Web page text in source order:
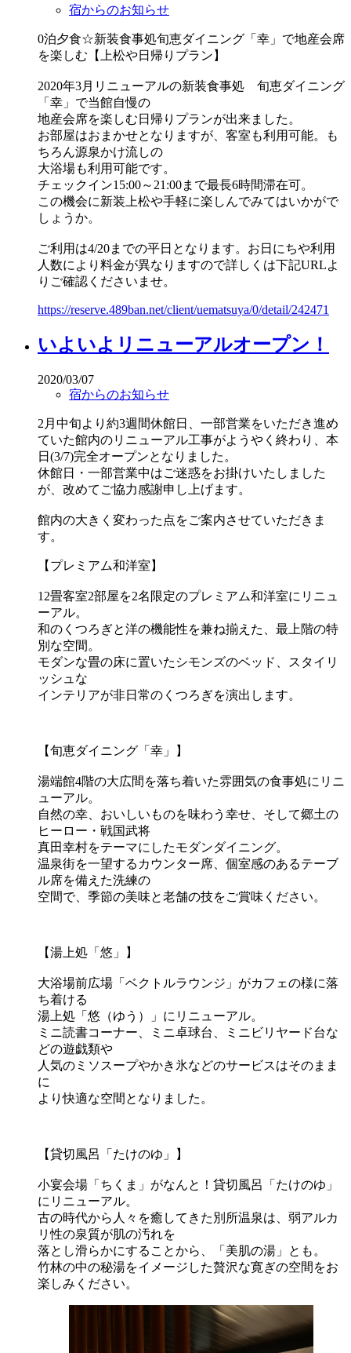
宿からのお知らせ
0泊夕食☆新装食事処旬恵ダイニング「幸」で地産会席
を楽しむ【上松や日帰りプラン】
2020年3月リニューアルの新装食事処 旬恵ダイニング
「幸」で当館自慢の
地産会席を楽しむ日帰りプランが出来ました。
お部屋はおまかせとなりますが、客室も利用可能。も
ちろん源泉かけ流しの
大浴場も利用可能です。
チェックイン15:00～21:00まで最長6時間滞在可。
この機会に新装上松や手軽に楽しんでみてはいかがで
しょうか。
ご利用は4/20までの平日となります。お日にちや利用
人数により料金が異なりますので詳しくは下記URLよ
りご確認くださいませ。
https://reserve.489ban.net/client/uematsuya/0/detail/242471
いよいよリニューアルオープン！
2020/03/07
宿からのお知らせ
2月中旬より約3週間休館日、一部営業をいただき進め
ていた館内のリニューアル工事がようやく終わり、本
日(3/7)完全オープンとなりました。
休館日・一部営業中はご迷惑をお掛けいたしました
が、改めてご協力感謝申し上げます。
館内の大きく変わった点をご案内させていただきま
す。
【プレミアム和洋室】
12畳客室2部屋を2名限定のプレミアム和洋室にリニュ
ーアル。
和のくつろぎと洋の機能性を兼ね揃えた、最上階の特
別な空間。
モダンな畳の床に置いたシモンズのベッド、スタイリ
ッシュな
インテリアが非日常のくつろぎを演出します。
【旬恵ダイニング「幸」】
湯端館4階の大広間を落ち着いた雰囲気の食事処にリニ
ューアル。
自然の幸、おいしいものを味わう幸せ、そして郷土の
ヒーロー・戦国武将
真田幸村をテーマにしたモダンダイニング。
温泉街を一望するカウンター席、個室感のあるテーブ
ル席を備えた洗練の
空間で、季節の美味と老舗の技をご賞味ください。
【湯上処「悠」】
大浴場前広場「ベクトルラウンジ」がカフェの様に落
ち着ける
湯上処「悠（ゆう）」にリニューアル。
ミニ読書コーナー、ミニ卓球台、ミニビリヤード台な
どの遊戯類や
人気のミソスープやかき氷などのサービスはそのまま
に
より快適な空間となりました。
【貸切風呂「たけのゆ」】
小宴会場「ちくま」がなんと！貸切風呂「たけのゆ」
にリニューアル。
古の時代から人々を癒してきた別所温泉は、弱アルカ
リ性の泉質が肌の汚れを
落とし滑らかにすることから、「美肌の湯」とも。
竹林の中の秘湯をイメージした贅沢な寛ぎの空間をお
楽しみください。